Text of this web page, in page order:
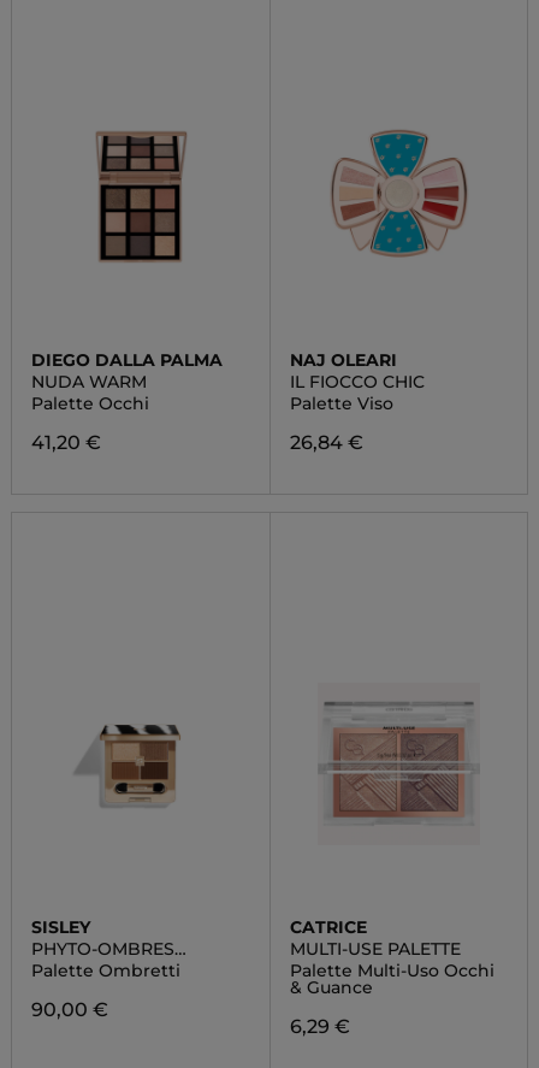
DIEGO DALLA PALMA
NUDA WARM
Palette Occhi
41,20 €
NAJ OLEARI
IL FIOCCO CHIC
Palette Viso
26,84 €
SISLEY
PHYTO-OMBRES
PALETTE
Palette Ombretti
90,00 €
CATRICE
MULTI-USE PALETTE
Palette Multi-Uso Occhi
& Guance
6,29 €